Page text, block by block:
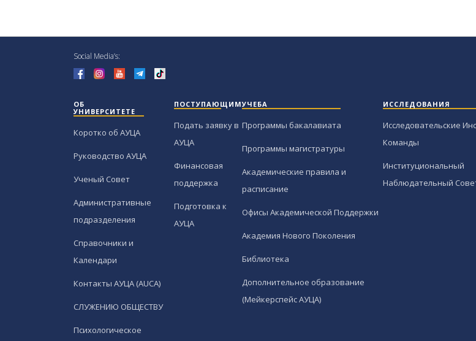
Social Media’s:
ОБ
УНИВЕРСИТЕТЕ
Коротко об АУЦА
Руководство АУЦА
Ученый Совет
Административные
подразделения
Справочники и
Календари
Контакты АУЦА (AUCA)
СЛУЖЕНИЮ ОБЩЕСТВУ
Психологическое
ПОСТУПАЮЩИМ
Подать заявку в
АУЦА
Финансовая
поддержка
Подготовка к
АУЦА
УЧЕБА
Программы бакалавиата
Программы магистратуры
Академические правила и
расписание
Офисы Академической Поддержки
Академия Нового Поколения
Библиотека
Дополнительное образование
(Мейкерспейс АУЦА)
ИССЛЕДОВАНИЯ
Исследовательские
Команды
Институциональный
Наблюдательный